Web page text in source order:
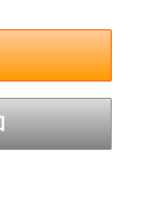
（4段階切換）
リエステル、チ